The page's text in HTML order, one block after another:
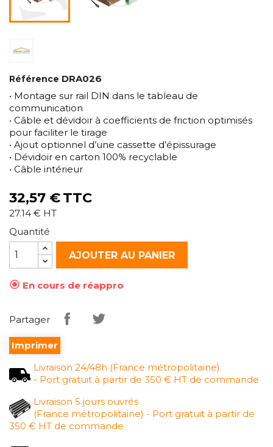
Référence DRA026
• Montage sur rail DIN dans le tableau de
communication
• Câble et dévidoir à coefficients de friction optimisés
pour faciliter le tirage
• Ajout optionnel d’une cassette d’épissurage
• Dévidoir en carton 100% recyclable
• Câble intérieur
32,57 €TTC
27.14 € HT
Quantité
AJOUTER AU PANIER
 En cours de réappro
Partager
Imprimer
Livraison 24/48h (France métropolitaine)
- Port gratuit à partir de 350 € HT de commande
Livraison 5 jours ouvrés
(France métropolitaine) - Port gratuit à partir de
350 € HT de commande